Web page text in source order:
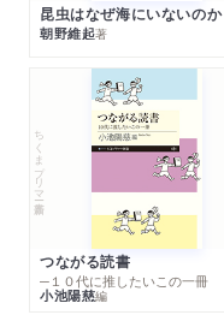
昆虫はなぜ海にいないのか
朝野維起著
ちくまプリマー新書
つながる読書
─１０代に推したいこの一冊
小池陽慈編